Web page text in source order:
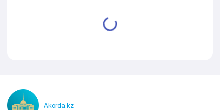
Akorda.kz